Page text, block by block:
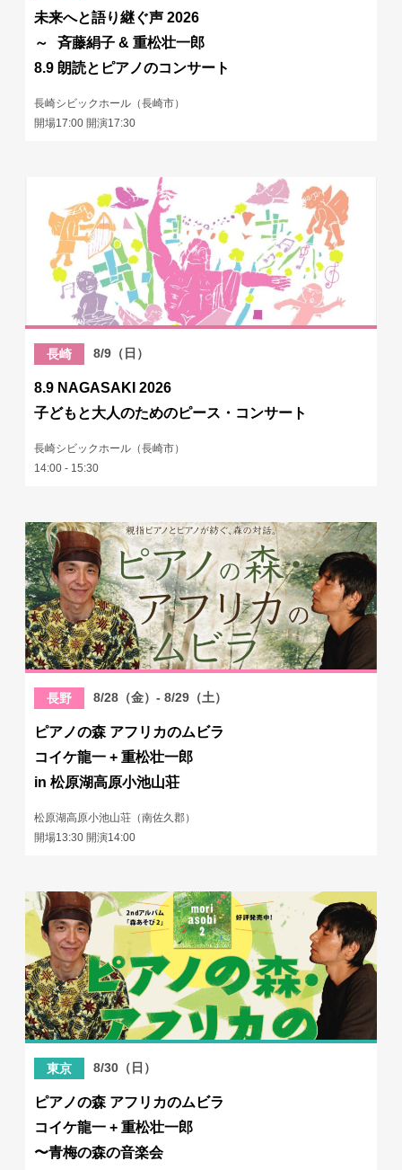
未来へと語り継ぐ声 2026
～ 斉藤絹子 & 重松壮一郎
8.9 朗読とピアノのコンサート
長崎シビックホール（長崎市）
開場17:00 開演17:30
長崎 8/9（日）
8.9 NAGASAKI 2026
子どもと大人のためのピース・コンサート
長崎シビックホール（長崎市）
14:00 - 15:30
長野 8/28（金）- 8/29（土）
ピアノの森 アフリカのムビラ
コイケ龍一 + 重松壮一郎
in 松原湖高原小池山荘
松原湖高原小池山荘（南佐久郡）
開場13:30 開演14:00
東京 8/30（日）
ピアノの森 アフリカのムビラ
コイケ龍一 + 重松壮一郎
〜青梅の森の音楽会